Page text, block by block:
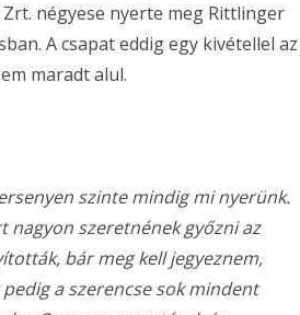
négyese nyerte meg Rittlinger
A csapat eddig egy kivétellel az
maradt alul.
szinte mindig mi nyerünk.
nagyon szeretnének győzni az
bár meg kell jegyeznem,
a szerencse sok mindent